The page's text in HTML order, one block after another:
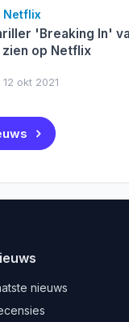
Netflix
'Breaking In'
op Netflix
12 okt 2021
nieuws